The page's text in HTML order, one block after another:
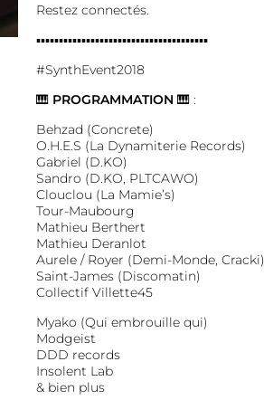
Restez connectés.
▪▪▪▪▪▪▪▪▪▪▪▪▪▪▪▪▪▪▪▪▪▪▪▪▪▪▪▪▪▪▪▪▪▪▪▪▪▪
#SynthEvent2018
🎹 PROGRAMMATION 🎹 :
Behzad (Concrete)
O.H.E.S (La Dynamiterie Records)
Gabriel (D.KO)
Sandro (D.KO, PLTCAWO)
Clouclou (La Mamie’s)
Tour-Maubourg
Mathieu Berthert
Mathieu Deranlot
Aurele / Royer (Demi-Monde, Cracki)
Saint-James (Discomatin)
Collectif Villette45
Myako (Qui embrouille qui)
Modgeist
DDD records
Insolent Lab
& bien plus